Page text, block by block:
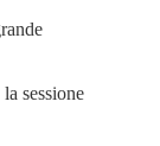
sessione